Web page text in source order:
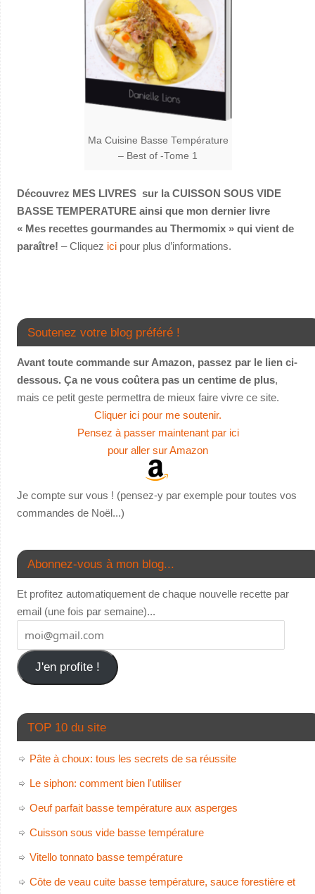
Ma Cuisine Basse Température
– Best of -Tome 1
Découvrez MES LIVRES sur la CUISSON SOUS VIDE
BASSE TEMPERATURE ainsi que mon dernier livre
« Mes recettes gourmandes au Thermomix » qui vient de
paraître! – Cliquez icipour plus d’informations.
Soutenez votre blog préféré !
Avant toute commande sur Amazon, passez par le lien ci-
dessous. Ça ne vous coûtera pas un centime de plus,
mais ce petit geste permettra de mieux faire vivre ce site.
Cliquer ici pour me soutenir.
Pensez à passer maintenant par ici
pour aller sur Amazon
Je compte sur vous ! (pensez-y par exemple pour toutes vos
commandes de Noël...)
Abonnez-vous à mon blog...
Et profitez automatiquement de chaque nouvelle recette par
email (une fois par semaine)...
J'en profite !
TOP 10 du site
Pâte à choux: tous les secrets de sa réussite
Le siphon: comment bien l'utiliser
Oeuf parfait basse température aux asperges
Cuisson sous vide basse température
Vitello tonnato basse température
Côte de veau cuite basse température, sauce forestière et